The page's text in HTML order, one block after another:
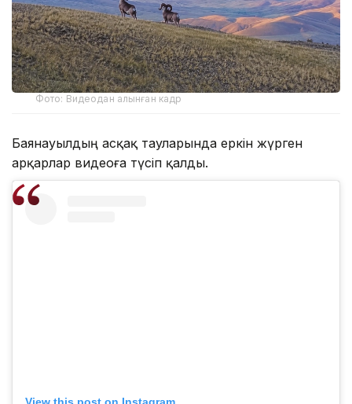
Фото: Видеодан алынған кадр
Баянауылдың асқақ тауларында еркін жүрген
арқарлар видеоға түсіп қалды.